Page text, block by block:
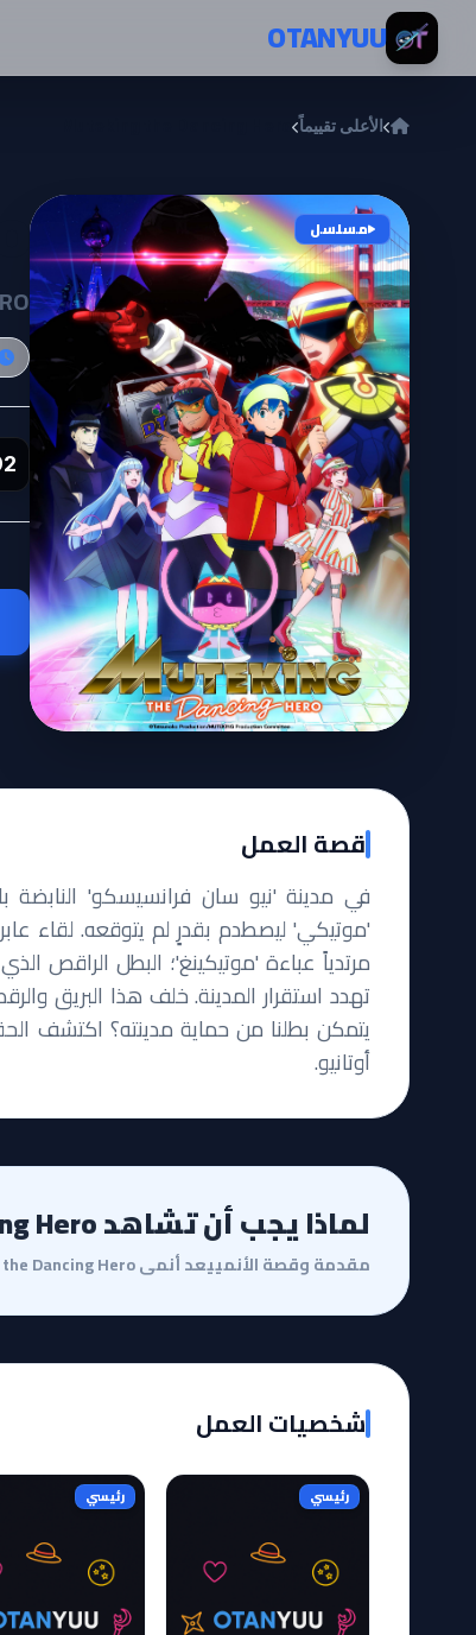
تخطي إلى المحتوىOTANYUU
الأعلى تقييماً
مسلسل
قصة العمل
في مدينة 'نيو سان فرانسيسكو' النابضة
'موتيكي' ليصطدم بقدرٍ لم يتوقعه. لقاء
مرتدياً عباءة 'موتيكينغ'؛ البطل
تهدد استقرار المدينة. خلف هذا البريق
يتمكن بطلنا من حماية مدينته؟ اكتشف
أوتانيو.
لماذا يجب أن تشاهد Muteking the Dancing Hero؟
شخصيات العمل
رئيسي رئيسي